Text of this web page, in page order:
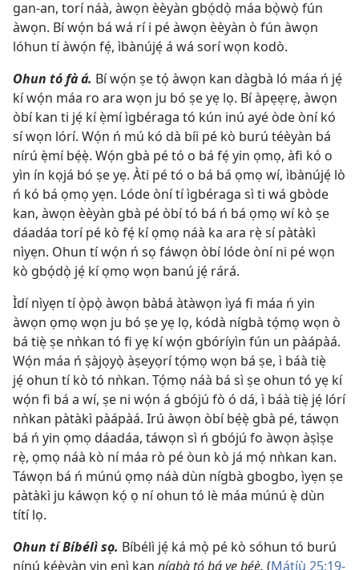
gan-an, torí náà, àwọn èèyàn gbọ́dọ̀ máa bọ̀wọ̀ fún
àwọn. Bí wọ́n bá wá rí i pé àwọn èèyàn ò fún àwọn
lóhun tí àwọ́n fẹ́, ìbànújẹ́ á wá sorí wọn kodò.
Ohun tó fà á. Bí wọ́n ṣe tọ́ àwọn kan dàgbà ló máa ń jẹ́
kí wọ́n máa ro ara wọn ju bó ṣe yẹ lọ. Bí àpẹẹrẹ, àwọn
òbí kan ti jẹ́ kí ẹ̀mí ìgbéraga tó kún inú ayé òde òní kó
sí wọn lórí. Wọ́n ń mú kó dà bíi pé kò burú téèyàn bá
nírú ẹ̀mí bẹ́ẹ̀. Wọ́n gbà pé tó o bá fẹ́ yin ọmọ, àfi kó o
yìn ín kọjá bó ṣe yẹ. Àti pé tó o bá bá ọmọ wí, ìbànújẹ́ lò
ń kó bá ọmọ yẹn. Lóde òní tí ìgbéraga sì ti wá gbòde
kan, àwọn èèyàn gbà pé òbí tó bá ń bá ọmọ wí kò ṣe
dáadáa torí pé kò fẹ́ kí ọmọ náà ka ara rẹ̀ sí pàtàkì
nìyẹn. Ohun tí wọ́n ń sọ fáwọn òbí lóde òní ni pé wọn
kò gbọ́dọ̀ jẹ́ kí ọmọ wọn banú jẹ́ rárá.
Ìdí nìyẹn tí ọ̀pọ̀ àwọn bàbá àtàwọn ìyá fi máa ń yin
àwọn ọmọ wọn ju bó ṣe yẹ lọ, kódà nígbà tọ́mọ wọn ò
bá tiẹ̀ ṣe nǹkan tó fi yẹ kí wọ́n gbóríyìn fún un pàápàá.
Wọ́n máa ń ṣàjọyọ̀ àṣeyọrí tọ́mọ wọn bá ṣe, ì báà tiẹ̀
jẹ́ ohun tí kò tó nǹkan. Tọ́mọ náà bá sì ṣe ohun tó yẹ kí
wọ́n fi bá a wí, ṣe ni wọ́n á gbójú fò ó dá, ì báà tiẹ̀ jẹ́ lórí
nǹkan pàtàkì pàápàá. Irú àwọn òbí bẹ́ẹ̀ gbà pé, táwọn
bá ń yin ọmọ dáadáa, táwọn sì ń gbójú fo àwọn àṣìṣe
rẹ̀, ọmọ náà kò ní máa rò pé òun kò já mọ́ nǹkan kan.
Táwọn bá ń múnú ọmọ náà dùn nígbà gbogbo, ìyẹn ṣe
pàtàkì ju káwọn kọ́ ọ ní ohun tó lè máa múnú ẹ̀ dùn
títí lọ.
Ohun tí Bíbélì sọ. Bíbélì jẹ́ ká mọ̀ pé kò sóhun tó burú
nínú kéèyàn yin ẹnì kan nígbà tó bá yẹ bẹ́ẹ̀. (Mátíù 25:19-